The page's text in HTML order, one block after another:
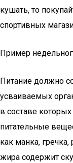
кушать, то
спортивных
Пример
Питание должно
усваиваемых
в составе
питательные
как манка,
жира содержит